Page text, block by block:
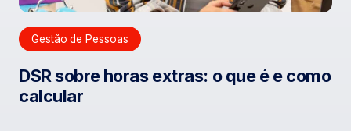
Gestão de Pessoas
DSR sobre horas extras: o que é e como
calcular